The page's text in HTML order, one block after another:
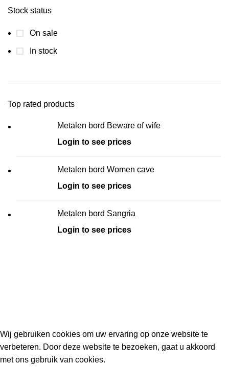
Stock status
On sale
In stock
Top rated products
Metalen bord Beware of wife
Login to see prices
Metalen bord Women cave
Login to see prices
Metalen bord Sangria
Login to see prices
Wij gebruiken cookies om uw ervaring op onze website te
verbeteren. Door deze website te bezoeken, gaat u akkoord
met ons gebruik van cookies.